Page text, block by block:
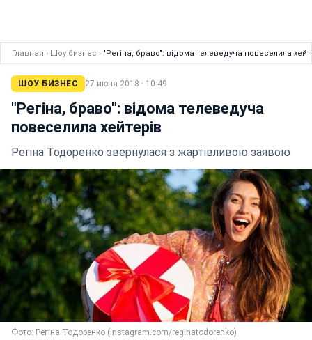
Главная › Шоу бизнес › "Регіна, браво": відома телеведуча повеселила
ШОУ БИЗНЕС 27 июня 2018 · 10:49
"Регіна, браво": відома телеведуча
повеселила хейтерів
Регіна Тодоренко звернулася з жартівливою заявою
Фото: Регіна Тодоренко (instagram.com/reginatodorenko)